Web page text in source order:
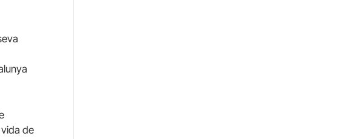
de